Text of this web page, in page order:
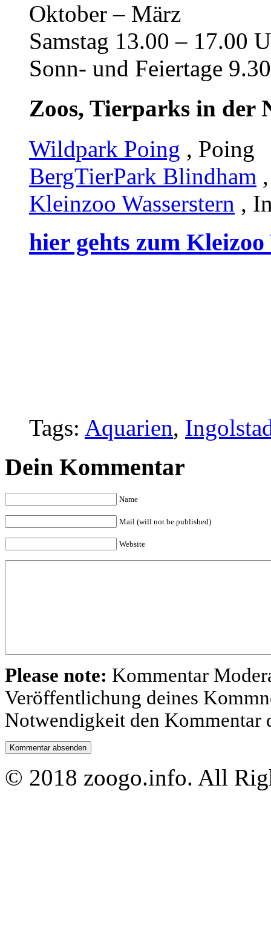
Oktober – März
Samstag 13.00 – 17.00
Sonn- und Feiertage
Zoos, Tierparks in der
Wildpark Poing , Poing
BergTierPark Blindham
Kleinzoo Wasserstern ,
hier gehts zum
Tags: Aquarien,
Dein Kommentar
Name
Mail (will not be published)
Website
Please note: Kommentar
Veröffentlichung deines
Notwendigkeit den Kommentar
© 2018 zoogo.info. All